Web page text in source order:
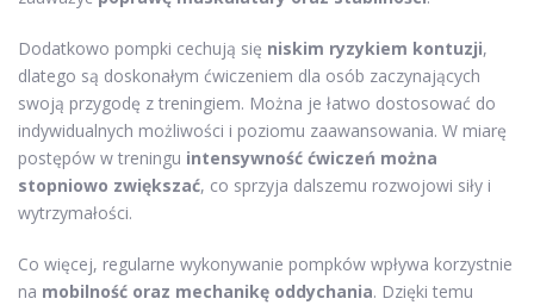
Dodatkowo pompki cechują się niskim ryzykiem kontuzji,
dlatego są doskonałym ćwiczeniem dla osób zaczynających
swoją przygodę z treningiem. Można je łatwo dostosować do
indywidualnych możliwości i poziomu zaawansowania. W miarę
postępów w treningu intensywność ćwiczeń można
stopniowo zwiększać, co sprzyja dalszemu rozwojowi siły i
wytrzymałości.
Co więcej, regularne wykonywanie pompków wpływa korzystnie
na mobilność oraz mechanikę oddychania. Dzięki temu